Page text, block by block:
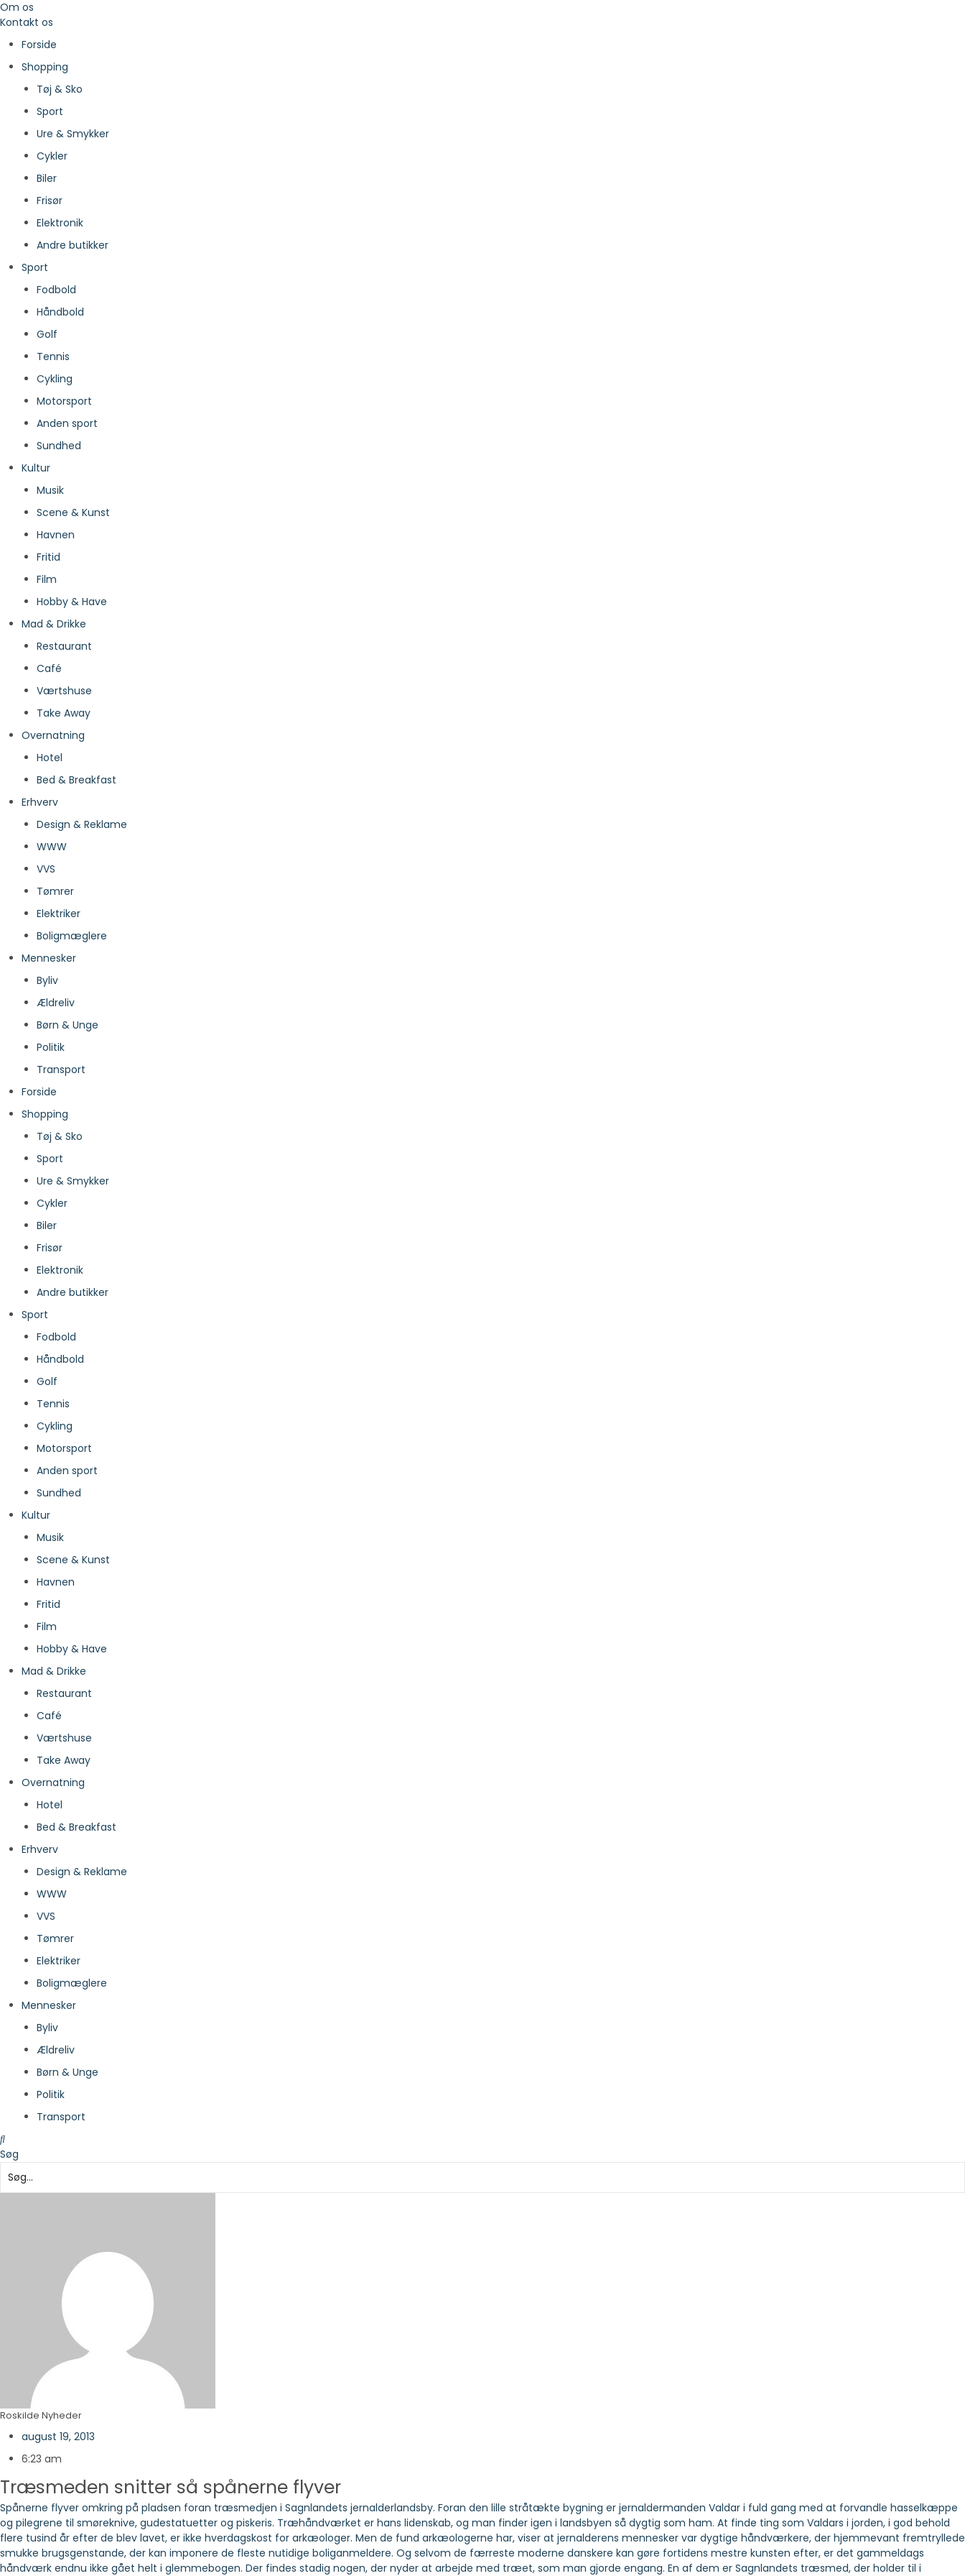
Om os
Kontakt os
Forside
Shopping
Tøj & Sko
Sport
Ure & Smykker
Cykler
Biler
Frisør
Elektronik
Andre butikker
Sport
Fodbold
Håndbold
Golf
Tennis
Cykling
Motorsport
Anden sport
Sundhed
Kultur
Musik
Scene & Kunst
Havnen
Fritid
Film
Hobby & Have
Mad & Drikke
Restaurant
Café
Værtshuse
Take Away
Overnatning
Hotel
Bed & Breakfast
Erhverv
Design & Reklame
WWW
VVS
Tømrer
Elektriker
Boligmæglere
Mennesker
Byliv
Ældreliv
Børn & Unge
Politik
Transport
Forside
Shopping
Tøj & Sko
Sport
Ure & Smykker
Cykler
Biler
Frisør
Elektronik
Andre butikker
Sport
Fodbold
Håndbold
Golf
Tennis
Cykling
Motorsport
Anden sport
Sundhed
Kultur
Musik
Scene & Kunst
Havnen
Fritid
Film
Hobby & Have
Mad & Drikke
Restaurant
Café
Værtshuse
Take Away
Overnatning
Hotel
Bed & Breakfast
Erhverv
Design & Reklame
WWW
VVS
Tømrer
Elektriker
Boligmæglere
Mennesker
Byliv
Ældreliv
Børn & Unge
Politik
Transport
Søg
Roskilde Nyheder
august 19, 2013
6:23 am
Træsmeden snitter så spånerne flyver
Spånerne flyver omkring på pladsen foran træsmedjen i Sagnlandets jernalderlandsby. Foran den lille stråtækte bygning er jernaldermanden Valdar i fuld gang med at forvandle hasselkæppe
og pilegrene til smøreknive, gudestatuetter og piskeris. Træhåndværket er hans lidenskab, og man finder igen i landsbyen så dygtig som ham. At finde ting som Valdars i jorden, i god behold
flere tusind år efter de blev lavet, er ikke hverdagskost for arkæologer. Men de fund arkæologerne har, viser at jernalderens mennesker var dygtige håndværkere, der hjemmevant fremtryllede
smukke brugsgenstande, der kan imponere de fleste nutidige boliganmeldere. Og selvom de færreste moderne danskere kan gøre fortidens mestre kunsten efter, er det gammeldags
håndværk endnu ikke gået helt i glemmebogen. Der findes stadig nogen, der nyder at arbejde med træet, som man gjorde engang. En af dem er Sagnlandets træsmed, der holder til i